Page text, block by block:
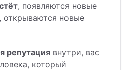
, появляются новые
открываются новые
репутация внутри, вас
который